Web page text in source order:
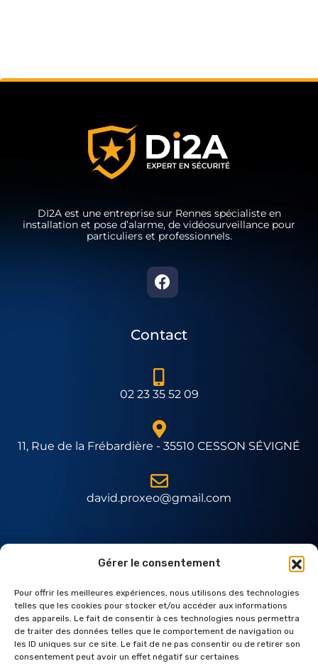
Gérer le consentement
Pour offrir les meilleures expériences, nous utilisons des technologies
telles que les cookies pour stocker et/ou accéder aux informations
des appareils. Le fait de consentir à ces technologies nous permettra
de traiter des données telles que le comportement de navigation ou
les ID uniques sur ce site. Le fait de ne pas consentir ou de retirer son
consentement peut avoir un effet négatif sur certaines
DI2A est une entreprise sur Rennes spécialiste en
installation et pose d’alarme, de vidéosurveillance pour
particuliers et professionnels.
Contact
02 23 35 52 09
11, Rue de la Frébardière - 35510 CESSON SÉVIGNÉ
david.proxeo@gmail.com
Expert Daitem